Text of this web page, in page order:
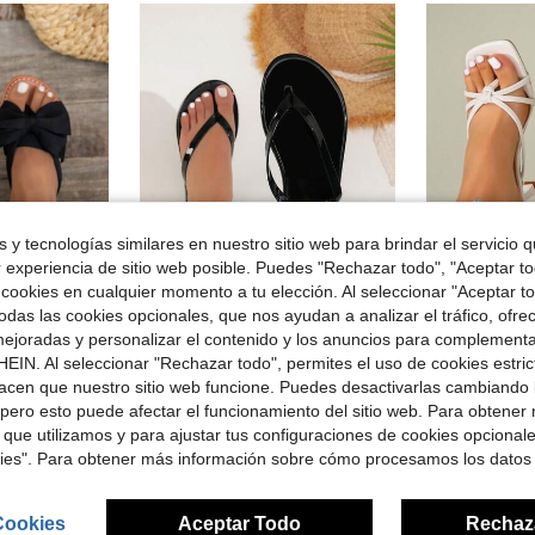
planas casuales de playa para el verano, chanclas
en Arco Sandalias De Mujer
en Arco Sandalias De Mujer
en Arco Sandalias De Mujer
en Arco Sandalias De Mujer
19
Ahorro de $2.15
-23% Sandalias de dedo nuevas para mujer de primavera/verano, sandalias de tiras negras brillantes, pantuflas casuales para uso en interiores y exteriores
#4 Más vendidos en Gelatina Sandalias de mujer
¡Casi agotado!
#4 Más vendidos en Gelatina Sandalias de mujer
¡Casi agotado!
#4 Más vendidos en Gelatina Sandalias de mujer
¡Casi agotado!
#4 Más vendidos
¡Casi agotado!
$7.05 2.9k+ vendidos
con cupón
Local -47%
#4 Más
$10.41
y tecnologías similares en nuestro sitio web para brindar el servicio
de sitio web posible. Puedes "Rechazar todo", "Aceptar
en cualquier momento a tu elección. Al seleccionar "Aceptar
las cookies opcionales, que nos ayudan a analizar el tráfico,
y personalizar el contenido y los anuncios para
Al seleccionar "Rechazar todo", permites el uso de cookies
que nuestro sitio web funcione. Puedes desactivarlas cambiando
esto puede afectar el funcionamiento del sitio web. Para obtener
utilizamos y para ajustar tus configuraciones de cookies
Para obtener más información sobre cómo procesamos los datos
Aceptar Todo